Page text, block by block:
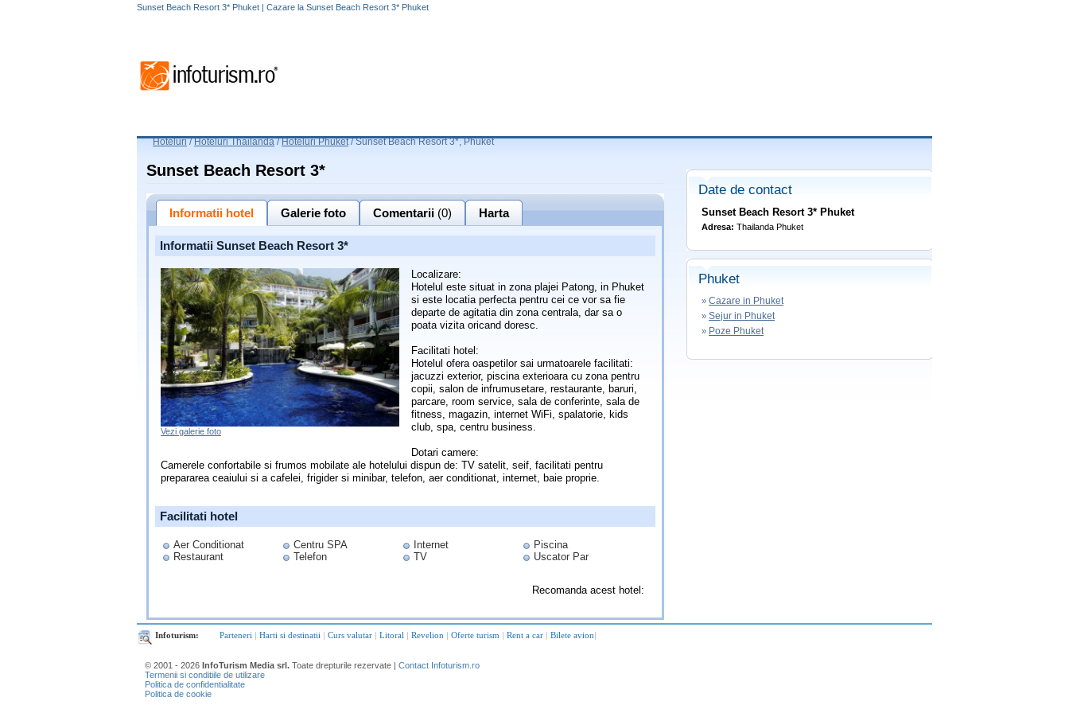
Sunset Beach Resort 3* Phuket | Cazare la Sunset Beach Resort 3* Phuket
Hoteluri /Hoteluri Thailanda/Hoteluri Phuket/Sunset Beach Resort 3*, Phuket
Sunset Beach Resort 3*
Informatii hotel Galerie foto Comentarii (0) Harta
Informatii Sunset Beach Resort 3*
Vezi galerie foto
Localizare:
Hotelul este situat in zona plajei Patong, in Phuket
si este locatia perfecta pentru cei ce vor sa fie
departe de agitatia din zona centrala, dar sa o
poata vizita oricand doresc.
Facilitati hotel:
Hotelul ofera oaspetilor sai urmatoarele facilitati:
jacuzzi exterior, piscina exterioara cu zona pentru
copii, salon de infrumusetare, restaurante, baruri,
parcare, room service, sala de conferinte, sala de
fitness, magazin, internet WiFi, spalatorie, kids
club, spa, centru business.
Dotari camere:
Camerele confortabile si frumos mobilate ale hotelului dispun de: TV satelit, seif, facilitati pentru
prepararea ceaiului si a cafelei, frigider si minibar, telefon, aer conditionat, internet, baie proprie.
Facilitati hotel
Aer Conditionat Centru SPA Internet
Piscina
Restaurant
Telefon TV Uscator Par
Recomanda acest hotel:
Date de contact
Sunset Beach Resort 3* Phuket
Adresa: Thailanda Phuket
Phuket
» Cazare in Phuket
» Sejur in Phuket
» Poze Phuket
Infoturism: Parteneri | Harti si destinatii | Curs valutar | Litoral | Revelion | Oferte turism | Rent a car | Bilete avion|
© 2001 - 2026 InfoTurism Media srl. Toate drepturile rezervate | Contact Infoturism.ro
Termenii si conditiile de utilizare
Politica de confidentialitate
Politica de cookie